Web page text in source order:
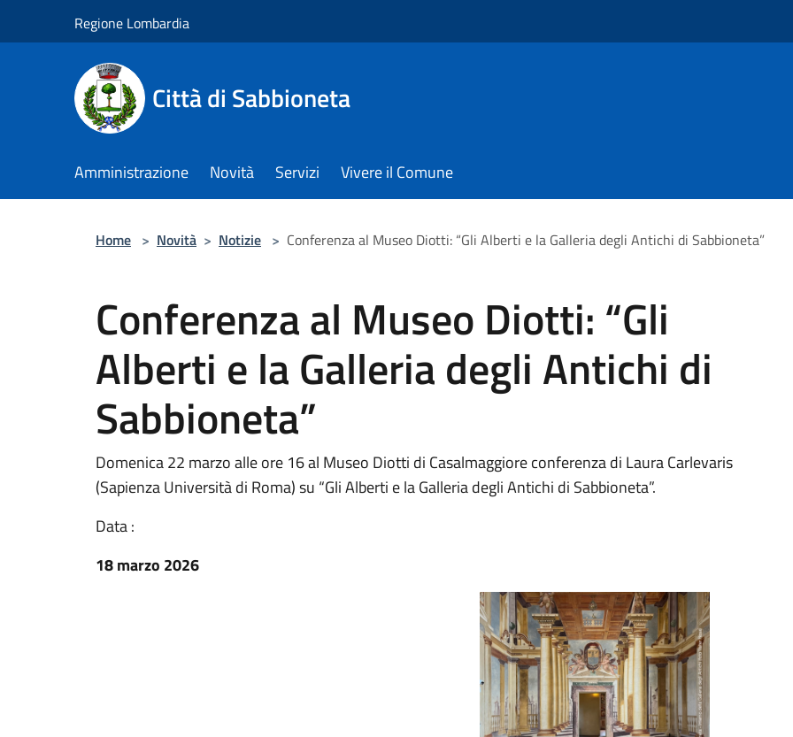
Regione Lombardia
Città di Sabbioneta
Amministrazione Novità Servizi Vivere il Comune
Home > Novità > Notizie > Conferenza al Museo Diotti: “Gli Alberti e la Galleria degli Antichi di Sabbioneta”
Conferenza al Museo Diotti: “Gli
Alberti e la Galleria degli Antichi di
Sabbioneta”
Domenica 22 marzo alle ore 16 al Museo Diotti di Casalmaggiore conferenza di Laura Carlevaris
(Sapienza Università di Roma) su “Gli Alberti e la Galleria degli Antichi di Sabbioneta”.
Data :
18 marzo 2026